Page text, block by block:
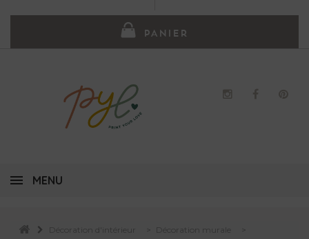
PANIER
MENU
Décoration d'intérieur Décoration murale